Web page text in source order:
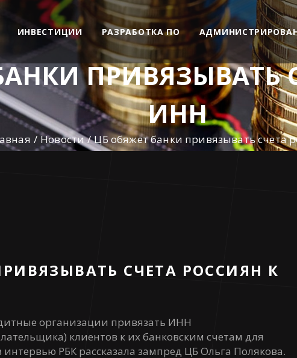
ИНВЕСТИЦИИ РАЗРАБОТКА ПО
ПРИВЯЗЫВАТЬ
ИНН
Новости ЦБ обяжет банки привязывать счета
СЧЕТА РОССИЯН К
организации привязать ИНН
клиентов к их банковским счетам для
РБК рассказала зампред ЦБ Ольга Полякова.